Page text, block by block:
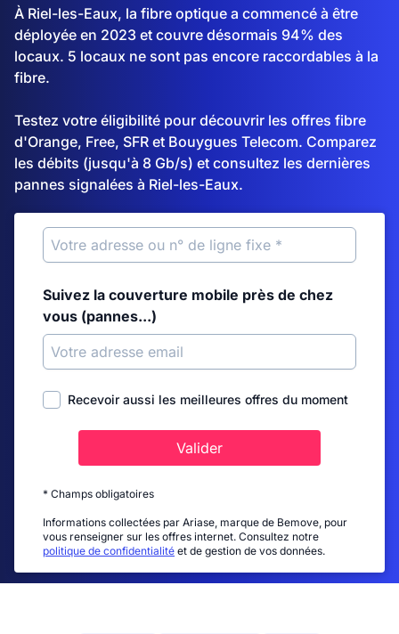
À Riel-les-Eaux, la fibre optique a commencé à être
déployée en 2023 et couvre désormais 94% des
locaux. 5 locaux ne sont pas encore raccordables à la
fibre.
Testez votre éligibilité pour découvrir les offres fibre
d'Orange, Free, SFR et Bouygues Telecom. Comparez
les débits (jusqu'à 8 Gb/s) et consultez les dernières
pannes signalées à Riel-les-Eaux.
Suivez la couverture mobile près de chez
vous (pannes...)
Recevoir aussi les meilleures offres du moment
Valider
* Champs obligatoires
Informations collectées par Ariase, marque de Bemove, pour
vous renseigner sur les offres internet. Consultez notre
politique de confidentialité et de gestion de vos données.